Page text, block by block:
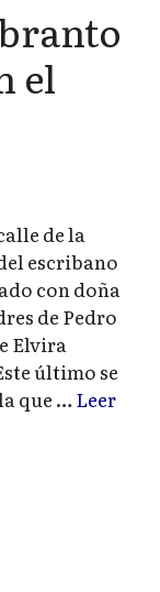
el
de la
escribano
con doña
de Pedro
Elvira
último se
que …Leer